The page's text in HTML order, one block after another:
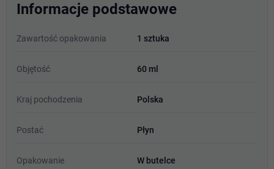
Informacje podstawowe
Zawartość opakowania 1 sztuka
Objętość 60 ml
Kraj pochodzenia Polska
Postać Płyn
Opakowanie W butelce